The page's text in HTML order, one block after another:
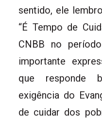
sentido, ele
“É Tempo de
CNBB no
importante
que responde
exigência do
de cuidar dos